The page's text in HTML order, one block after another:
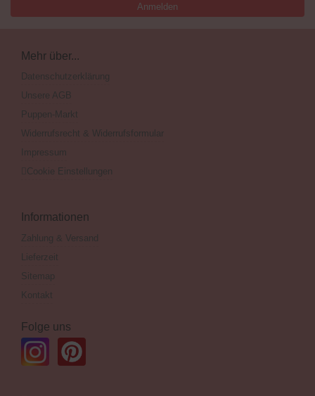
Anmelden
Mehr über...
Datenschutzerklärung
Unsere AGB
Puppen-Markt
Widerrufsrecht & Widerrufsformular
Impressum
Cookie Einstellungen
Informationen
Zahlung & Versand
Lieferzeit
Sitemap
Kontakt
Folge uns